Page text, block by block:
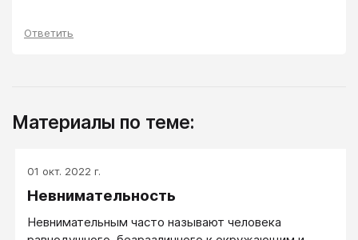
Ответить
Материалы по теме:
01 окт. 2022 г.
Невнимательность
Невнимательным часто называют человека